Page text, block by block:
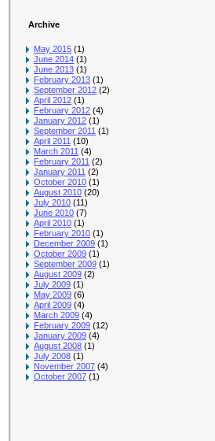
Archive
May 2015 (1)
June 2014 (1)
June 2013 (1)
February 2013 (1)
September 2012 (2)
April 2012 (1)
February 2012 (4)
January 2012 (1)
September 2011 (1)
April 2011 (10)
March 2011 (4)
February 2011 (2)
January 2011 (2)
October 2010 (1)
August 2010 (20)
July 2010 (11)
June 2010 (7)
April 2010 (1)
February 2010 (1)
December 2009 (1)
October 2009 (1)
September 2009 (1)
August 2009 (2)
July 2009 (1)
May 2009 (6)
April 2009 (4)
March 2009 (4)
February 2009 (12)
January 2009 (4)
August 2008 (1)
July 2008 (1)
November 2007 (4)
October 2007 (1)